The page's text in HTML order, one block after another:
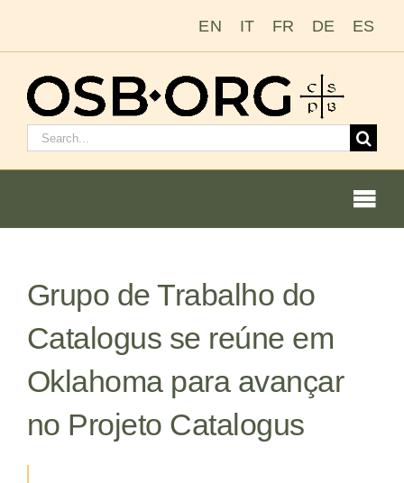
conteúdo
EN IT FR DE ES
Pesquisar
A ordem beneditina
Tornar-se monge ou freira
A medalha de São Bento
Grupo de Trabalho do
Catalogus se reúne em
Oklahoma para avançar
no Projeto Catalogus